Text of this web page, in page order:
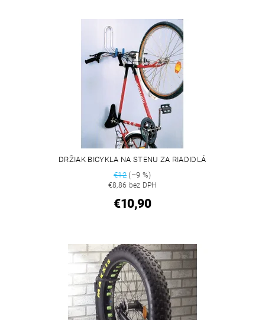
DRŽIAK BICYKLA NA STENU ZA RIADIDLÁ
€12(–9 %)
€8,86 bez DPH
€10,90